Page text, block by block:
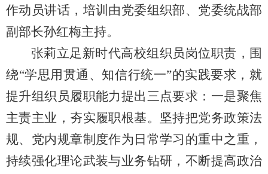
作动员讲话，培训由党委组织部、党委统战部
副部长孙红梅主持。
张莉立足新时代高校组织员岗位职责，围
绕“学思用贯通、知信行统一”的实践要求，就
提升组织员履职能力提出三点要求：一是聚焦
主责主业，夯实履职根基。坚持把党务政策法
规、党内规章制度作为日常学习的重中之重，
持续强化理论武装与业务钻研，不断提高政治